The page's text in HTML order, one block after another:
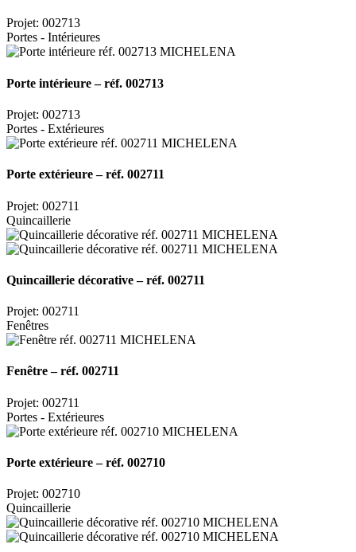
Projet: 002713
Portes - Intérieures
Porte intérieure – réf. 002713
Projet: 002713
Portes - Extérieures
Porte extérieure – réf. 002711
Projet: 002711
Quincaillerie
Quincaillerie décorative – réf. 002711
Projet: 002711
Fenêtres
Fenêtre – réf. 002711
Projet: 002711
Portes - Extérieures
Porte extérieure – réf. 002710
Projet: 002710
Quincaillerie